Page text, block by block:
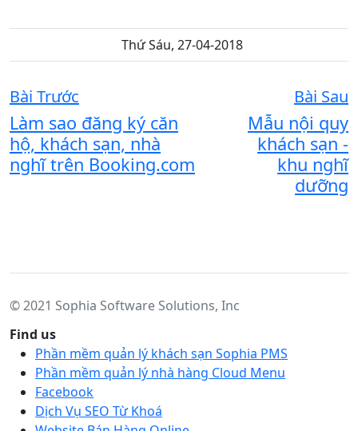
Thứ Sáu, 27-04-2018
Bài Trước
Làm sao đăng ký căn
hộ, khách sạn, nhà
nghĩ trên Booking.com
Bài Sau
Mẫu nội quy
khách sạn -
khu nghĩ
dưỡng
© 2021 Sophia Software Solutions, Inc
Find us
Phần mềm quản lý khách sạn Sophia PMS
Phần mềm quản lý nhà hàng Cloud Menu
Facebook
Dịch Vụ SEO Từ Khoá